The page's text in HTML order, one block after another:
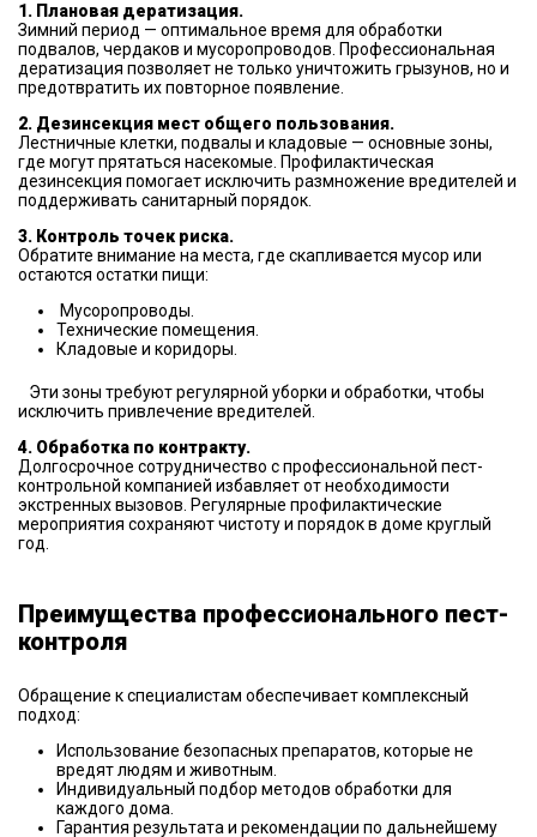
1. Плановая дератизация.
Зимний период — оптимальное время для обработки
подвалов, чердаков и мусоропроводов. Профессиональная
дератизация позволяет не только уничтожить грызунов, но и
предотвратить их повторное появление.
2. Дезинсекция мест общего пользования.
Лестничные клетки, подвалы и кладовые — основные зоны,
где могут прятаться насекомые. Профилактическая
дезинсекция помогает исключить размножение вредителей и
поддерживать санитарный порядок.
3. Контроль точек риска.
Обратите внимание на места, где скапливается мусор или
остаются остатки пищи:
Мусоропроводы.
Технические помещения.
Кладовые и коридоры.
Эти зоны требуют регулярной уборки и обработки, чтобы
исключить привлечение вредителей.
4. Обработка по контракту.
Долгосрочное сотрудничество с профессиональной пест-
контрольной компанией избавляет от необходимости
экстренных вызовов. Регулярные профилактические
мероприятия сохраняют чистоту и порядок в доме круглый
год.
Преимущества профессионального пест-
контроля
Обращение к специалистам обеспечивает комплексный
подход:
Использование безопасных препаратов, которые не
вредят людям и животным.
Индивидуальный подбор методов обработки для
каждого дома.
Гарантия результата и рекомендации по дальнейшему